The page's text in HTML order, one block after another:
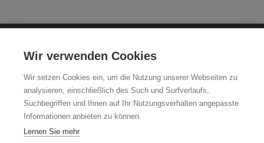
Derschlager Straße 26
58540 Meinerzhagen, Germany
Fuchsfelge-Hotline +49 2354 73-317
Mo - Fr 8:00 - 12:00 a.m. and 1:00 - 3:00 p.m. (CET)
Wir verwenden Cookies
Wir setzen Cookies ein, um die Nutzung unserer Webseiten zu
analysieren, einschließlich des Such und Surfverlaufs,
Suchbegriffen und Ihnen auf Ihr Nutzungsverhalten angepasste
Informationen anbieten zu können.
Lernen Sie mehr